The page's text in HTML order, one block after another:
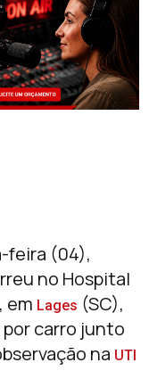
feira (04),
no Hospital
em Lages (SC),
carro junto
na UTI